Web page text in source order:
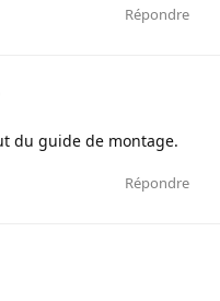
Répondre
du guide de montage.
Répondre